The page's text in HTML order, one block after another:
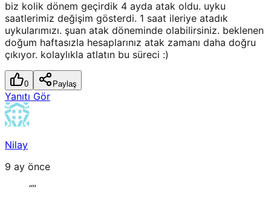
biz kolik dönem geçirdik 4 ayda atak oldu. uyku
saatlerimiz değişim gösterdi. 1 saat ileriye atadık
uykularımızı. şuan atak döneminde olabilirsiniz. beklenen
doğum haftasızla hesaplarınız atak zamanı daha doğru
çıkıyor. kolaylıkla atlatın bu süreci :)
0 Paylaş
Yanıtı Gör
Nilay
9 ay önce
“”